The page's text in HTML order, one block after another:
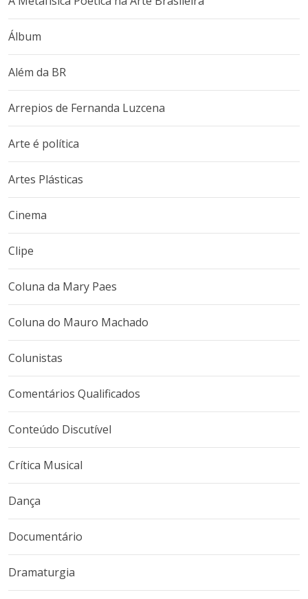
Álbum
Além da BR
Arrepios de Fernanda Luzcena
Arte é política
Artes Plásticas
Cinema
Clipe
Coluna da Mary Paes
Coluna do Mauro Machado
Colunistas
Comentários Qualificados
Conteúdo Discutível
Crítica Musical
Dança
Documentário
Dramaturgia